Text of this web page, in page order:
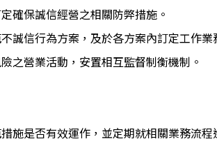
確保誠信經營之相關防弊措施。
誠信行為方案，及於各方案內訂定工作業
之營業活動，安置相互監督制衡機制。
施是否有效運作，並定期就相關業務流程